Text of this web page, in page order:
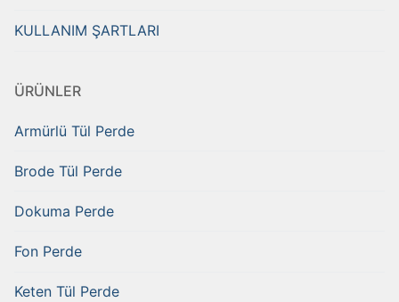
KULLANIM ŞARTLARI
ÜRÜNLER
Armürlü Tül Perde
Brode Tül Perde
Dokuma Perde
Fon Perde
Keten Tül Perde